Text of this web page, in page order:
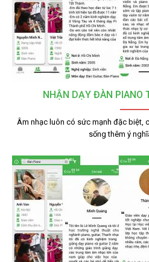
NHẬN DẠY ĐÀN PIANO
Âm nhạc luôn có sức mạnh đặc biệt,
sống thêm ý